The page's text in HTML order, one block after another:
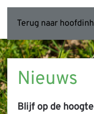
Terug naar
Nieuws
Blijf op de